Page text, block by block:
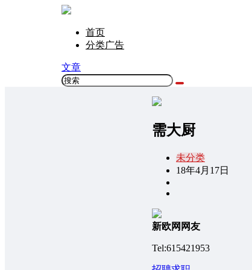
首页
分类广告
文章
需大厨
未分类
18年4月17日
新欧网网友
Tel:615421953